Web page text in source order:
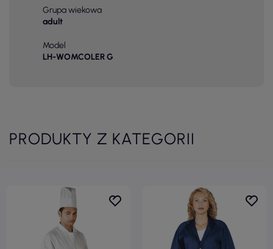
Grupa wiekowa
adult
Model
LH-WOMCOLER G
PRODUKTY Z KATEGORII